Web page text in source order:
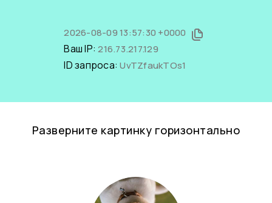
2026-08-09 13:57:30 +0000
Ваш IP:216.73.217.129
ID запроса:UvTZfaukTOs1
Разверните картинку горизонтально